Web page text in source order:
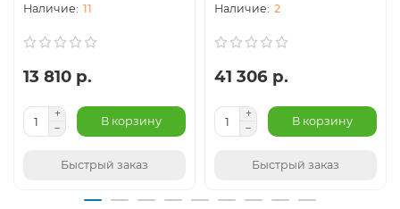
11
13 810 р.
В корзину
Быстрый заказ
2
41 306 р.
В корзину
Быстрый заказ